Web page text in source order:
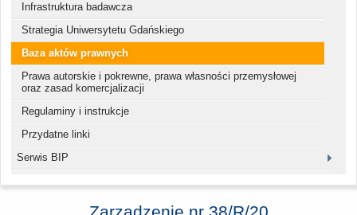
Infrastruktura badawcza
Strategia Uniwersytetu Gdańskiego
Baza aktów prawnych
Prawa autorskie i pokrewne, prawa własności przemysłowej
oraz zasad komercjalizacji
Regulaminy i instrukcje
Przydatne linki
Serwis BIP